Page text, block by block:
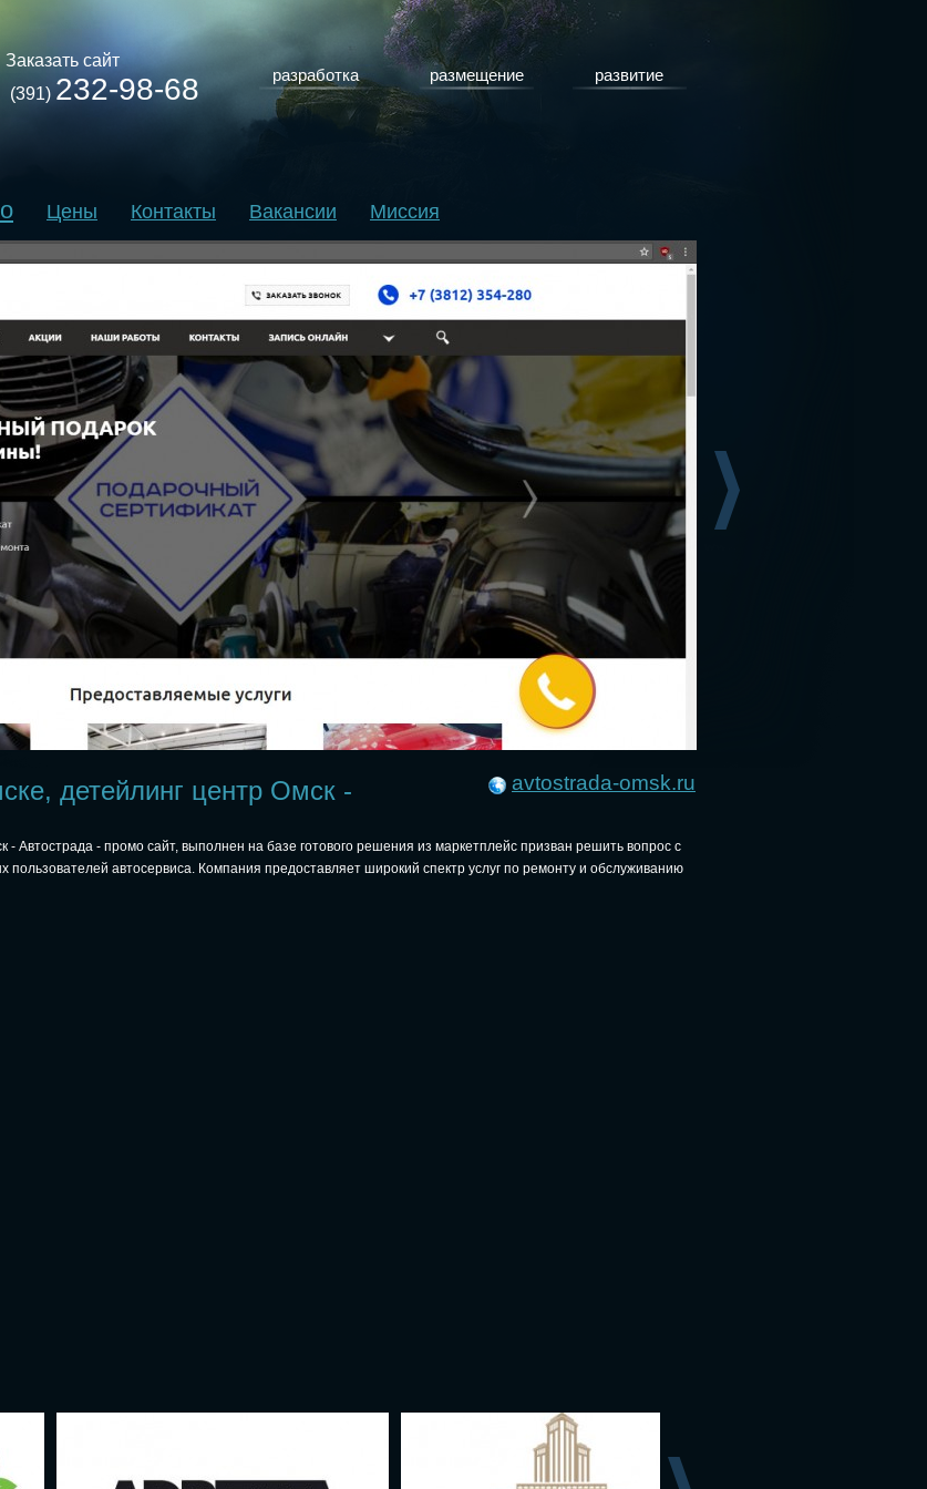
Заказать сайт
(391) 232-98-68 разработка размещение развитие
Цены Контакты Вакансии Миссия
детейлинг центр Омск - avtostrada-omsk.ru
- Автострада - промо сайт, выполнен на базе готового решения из маркетплейс призван решить вопрос с
пользователей автосервиса. Компания предоставляет широкий спектр услуг по ремонту и обслуживанию